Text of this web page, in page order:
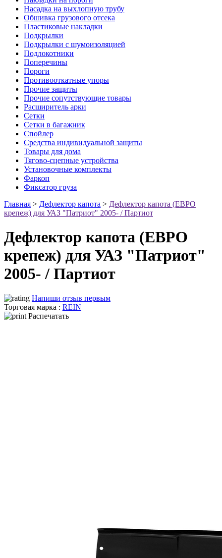
Насадка на выхлопную трубу
Обшивка грузового отсека
Пластиковые накладки
Подкрылки
Подкрылки с шумоизоляцией
Подлокотники
Поперечины
Пороги
Противооткатные упоры
Прочие защиты
Прочие сопутствующие товары
Расширитель арки
Сетки
Сетки в багажник
Спойлер
Средства индивидуальной защиты
Товары для дома
Тягово-сцепные устройства
Установочные комплекты
Фаркоп
Фиксатор груза
Главная > Дефлектор капота > Дефлектор капота (ЕВРО
крепеж) для УАЗ "Патриот" 2005- / Партиот
Дефлектор капота (ЕВРО
крепеж) для УАЗ "Патриот"
2005- / Партиот
Напиши отзыв первым
Торговая марка : REIN
Распечатать